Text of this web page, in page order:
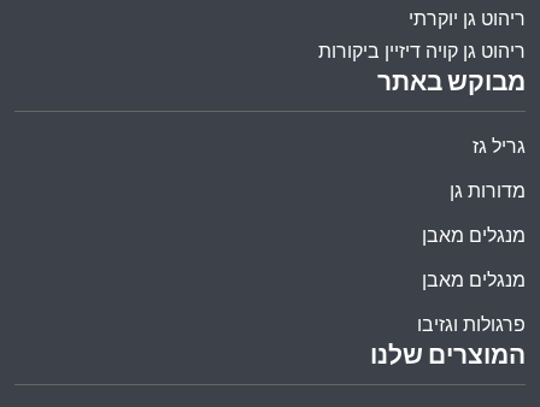
המוצרים שלנו
מבוקש באתר
גריל גז
מדורות גן
מנגלים מאבן
מנגלים מאבן
פרגולות וגזיבו
ריהוט גן יוקרתי
ריהוט גן קויה דיזיין ביקורות